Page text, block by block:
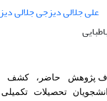
علی جلالی دیزجی جلالی
پژوهش حاضر، کشف و
تحصیلات